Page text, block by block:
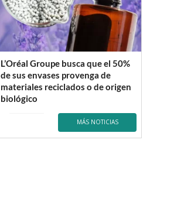
L’Oréal Groupe busca que el 50%
de sus envases provenga de
materiales reciclados o de origen
biológico
MÁS NOTICIAS